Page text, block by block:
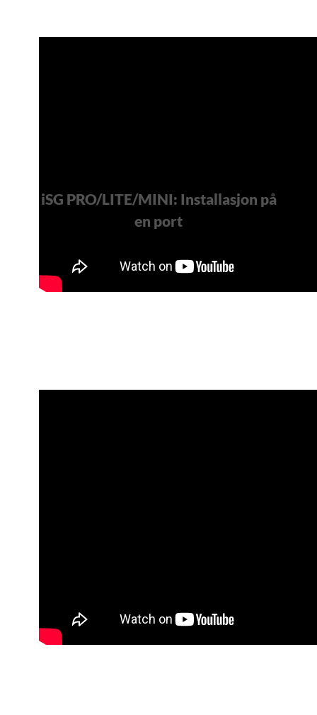
iSG PRO/LITE/MINI: Installasjon på
en port